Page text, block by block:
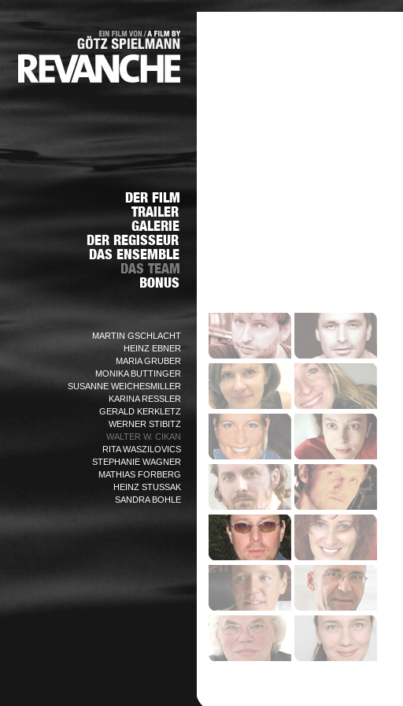
MARTIN GSCHLACHT
HEINZ EBNER
MARIA GRUBER
MONIKA BUTTINGER
SUSANNE WEICHESMILLER
KARINA RESSLER
GERALD KERKLETZ
WERNER STIBITZ
WALTER W. CIKAN
RITA WASZILOVICS
STEPHANIE WAGNER
MATHIAS FORBERG
HEINZ STUSSAK
SANDRA BOHLE